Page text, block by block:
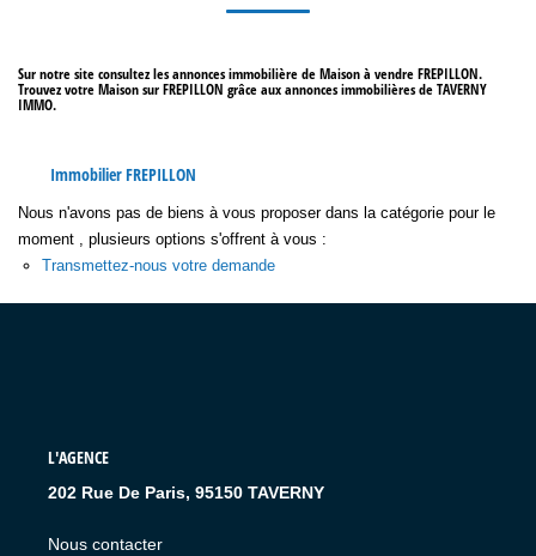
CONTACT
Créer une alerte
Sur notre site consultez les annonces immobilière de Maison à vendre FREPILLON.
Trouvez votre Maison sur FREPILLON grâce aux annonces immobilières de TAVERNY
IMMO.
Immobilier FREPILLON
Nous n'avons pas de biens à vous proposer dans la catégorie pour le
moment , plusieurs options s'offrent à vous :
Transmettez-nous votre demande
L'AGENCE
202 Rue De Paris, 95150 TAVERNY
Nous contacter